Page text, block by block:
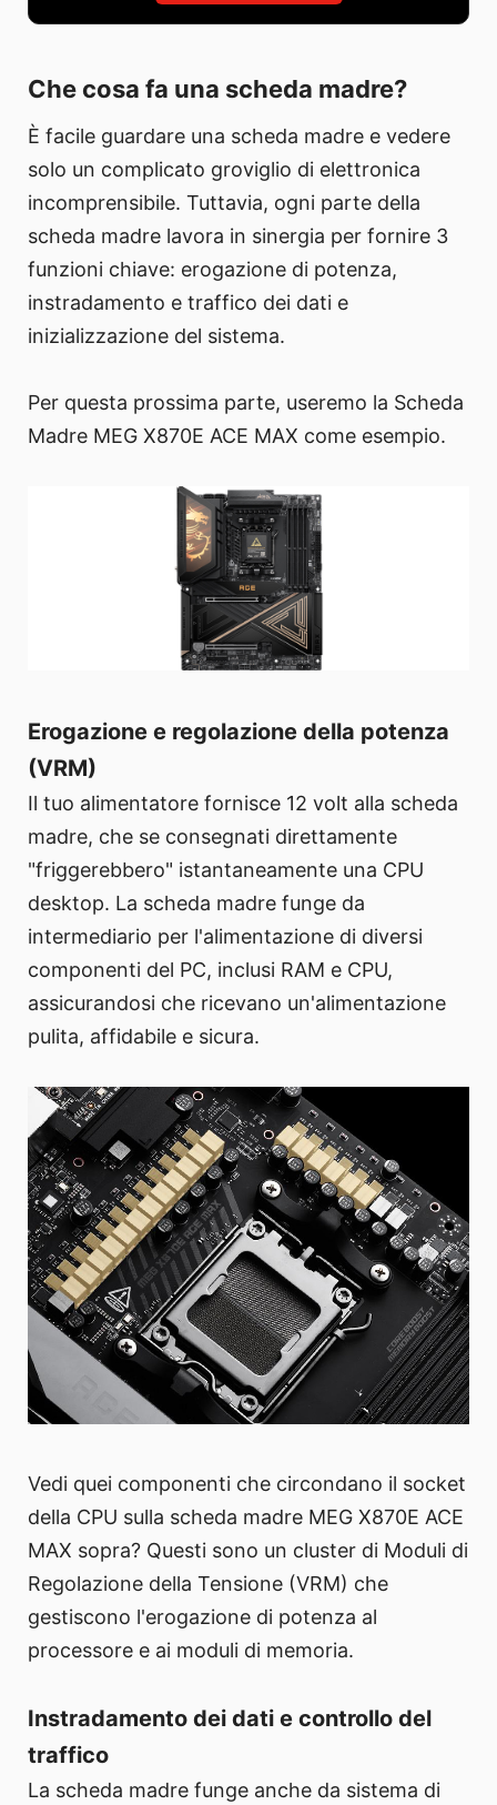
Che cosa fa una scheda madre?
È facile guardare una scheda madre e vedere
solo un complicato groviglio di elettronica
incomprensibile. Tuttavia, ogni parte della
scheda madre lavora in sinergia per fornire 3
funzioni chiave: erogazione di potenza,
instradamento e traffico dei dati e
inizializzazione del sistema.
Per questa prossima parte, useremo la Scheda
Madre MEG X870E ACE MAX come esempio.
Erogazione e regolazione della potenza
(VRM)
Il tuo alimentatore fornisce 12 volt alla scheda
madre, che se consegnati direttamente
"friggerebbero" istantaneamente una CPU
desktop. La scheda madre funge da
intermediario per l'alimentazione di diversi
componenti del PC, inclusi RAM e CPU,
assicurandosi che ricevano un'alimentazione
pulita, affidabile e sicura.
Vedi quei componenti che circondano il socket
della CPU sulla scheda madre MEG X870E ACE
MAX sopra? Questi sono un cluster di Moduli di
Regolazione della Tensione (VRM) che
gestiscono l'erogazione di potenza al
processore e ai moduli di memoria.
Instradamento dei dati e controllo del
traffico
La scheda madre funge anche da sistema di